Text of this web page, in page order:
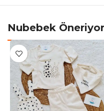
Nubebek Öneriyor